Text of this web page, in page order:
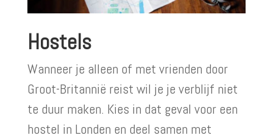
Hostels
Wanneer je alleen of met vrienden door
Groot-Britannië reist wil je je verblijf niet
te duur maken. Kies in dat geval voor een
hostel in Londen en deel samen met